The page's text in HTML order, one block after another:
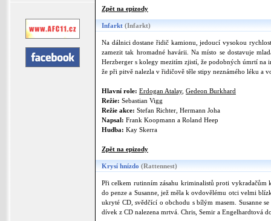
Zpět na epizody
Infarkt (Infarkt)
Na dálnici dostane řidič kamionu, jedoucí vysokou
zamezit tak hromadné havárii. Na místo se dostavuje
Herzberger s kolegy mezitím zjistí, že podobných úmrtí
že při pitvě nalezla v řidičově těle stipy neznámého léku a
Hlavní role: Erdogan Atalay, Gedeon Burkhard
Režie: Sebastian Vigg
Režie akce: Stefan Richter, Hermann Joha
Napsal: Frank Koopmann a Roland Heep
Hudba: Kay Skerra
Zpět na epizody
Krysí hnízdo (Rattennest)
Při celkem rutinním zásahu kriminalistů proti vykradačům
do penze a Susanne, jež měla k ovdovělému otci velmi
ukryté CD, svědčící o obchodu s bílým masem. Susanne
dívek z CD nalezena mrtvá. Chris, Semir a Engelhardtová